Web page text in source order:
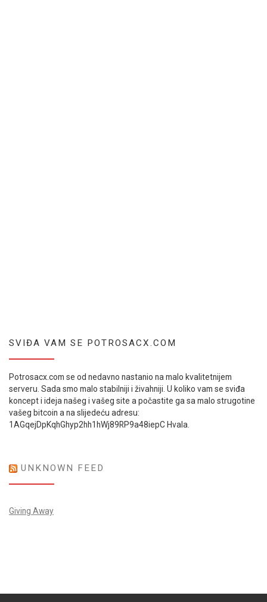
SVIĐA VAM SE POTROSACX.COM
Potrosacx.com se od nedavno nastanio na malo kvalitetnijem
serveru. Sada smo malo stabilniji i živahniji. U koliko vam se sviđa
koncept i ideja našeg i vašeg site a počastite ga sa malo strugotine
vašeg bitcoin a na slijedeću adresu:
1AGqejDpKqhGhyp2hh1hWj89RP9a48iepC Hvala.
UNKNOWN FEED
Giving Away